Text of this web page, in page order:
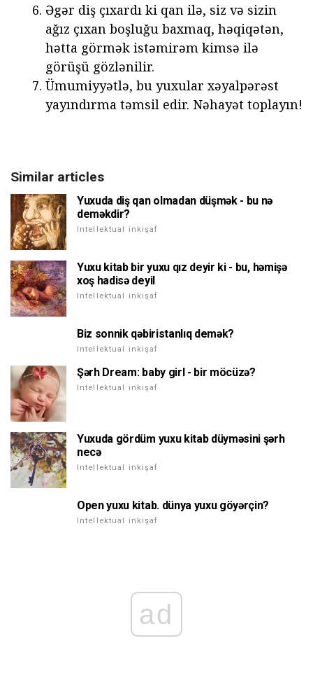
Əgər diş çıxardı ki qan ilə, siz və sizin
ağız çıxan boşluğu baxmaq, həqiqətən,
hətta görmək istəmirəm kimsə ilə
görüşü gözlənilir.
Ümumiyyətlə, bu yuxular xəyalpərəst
yayındırma təmsil edir. Nəhayət toplayın!
Similar articles
Yuxuda diş qan olmadan düşmək - bu nə
deməkdir?
Intellektual inkişaf
Yuxu kitab bir yuxu qız deyir ki - bu, həmişə
xoş hadisə deyil
Intellektual inkişaf
Biz sonnik qəbiristanlıq demək?
Intellektual inkişaf
Şərh Dream: baby girl - bir möcüzə?
Intellektual inkişaf
Yuxuda gördüm yuxu kitab düyməsini şərh
necə
Intellektual inkişaf
Open yuxu kitab. dünya yuxu göyərçin?
Intellektual inkişaf
ad